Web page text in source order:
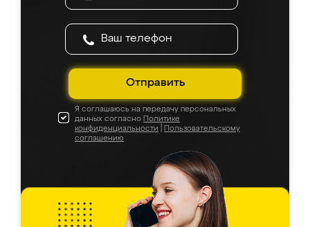
Отправить
Я соглашаюсь на передачу персональных
данных согласно Политике
конфиденциальности
Пользовательскому
соглашению